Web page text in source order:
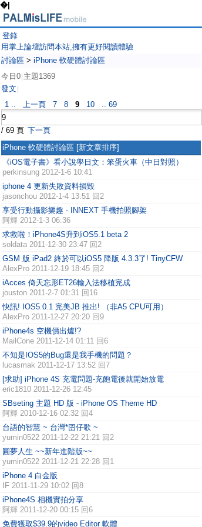
�|
登錄
用掌上論壇訪問本站,擁有更好閱讀體驗
討論區 > iPhone 軟硬體討論區
今日0 主題1369
發文
1 .. 上一頁 7 8 9 10 .. 69
/ 69 頁 下一頁
iPhone 軟硬體討論區 [新文章排序]
《iOS電子書》看小說學日文：笨蛋火車（中日對照）
perkinsung 2012-1-6 10:41
iphone 4 更新失敗資料損毀
jasonchou 2012-1-4 13:51 回2
享受行動攝影樂趣 - INNEXT 手機拍照腳架
阿輝 2012-1-3 06:36
求救啦！iPhone4S升到iOS5.1 beta 2
soldata 2011-12-30 23:47 回2
GSM 版 iPad2 終於可以iOS5 降版 4.3.3了! TinyCFW
AlexPro 2011-12-19 18:45 回2
iAcces 倚天忘形ET26輸入法移植完成
jouston 2011-2-7 01:31 回16
快訊! IOS5.0.1 完美JB 推出! （非A5 CPU可用）
AlexPro 2011-12-27 20:20 回9
iPhone4s 空機價出爐!?
MailCone 2011-12-14 01:11 回6
不知是IOS5的Bug還是我手機的問題？
lucasmak 2011-12-17 13:52 回7
[求助] iPhone 4S 充電問題-充飽電後就開始放電
eric1810 2011-12-26 12:45
SBseting 主題 HD 版 - iPhone OS Theme HD
阿輝 2010-12-16 02:32 回4
台語的智慧 ~ 台灣*囝仔歌 ~
yumin0522 2011-12-22 21:21 回2
圓夢人生 ~~新年進階版~~
yumin0522 2011-12-21 22:28 回1
iPhone 4 白金版
IF 2011-11-29 10:02 回8
iPhone4S 相機實拍分享
阿輝 2011-12-20 00:15 回6
免費獲取$39.9的video Editor 軟體